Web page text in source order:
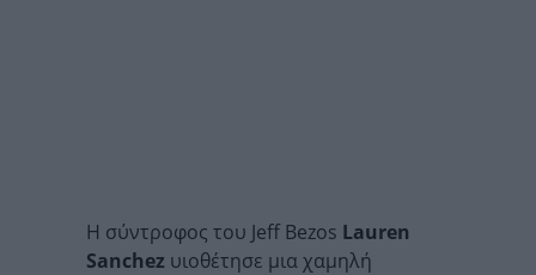
Η σύντροφος του Jeff Bezos Lauren
Sanchez υιοθέτησε μια χαμηλή